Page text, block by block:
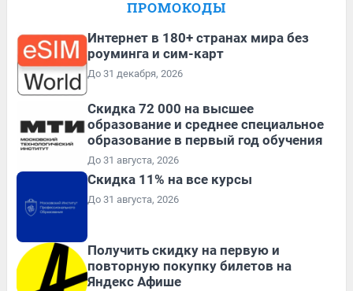
ПРОМОКОДЫ
Интернет в 180+ странах мира без
роуминга и сим-карт
До 31 декабря, 2026
Скидка 72 000 на высшее
образование и среднее специальное
образование в первый год обучения
До 31 августа, 2026
Скидка 11% на все курсы
До 31 августа, 2026
Получить скидку на первую и
повторную покупку билетов на
Яндекс Афише